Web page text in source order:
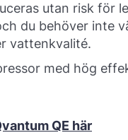
utan risk för
du behöver inte
vattenkvalité.
med hög
QE här